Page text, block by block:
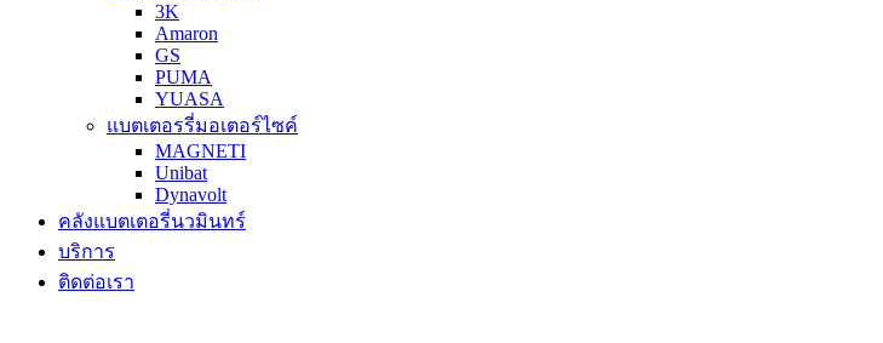
3K
Amaron
GS
PUMA
YUASA
แบตเตอรรี่มอเตอร์ไซค์
MAGNETI
Unibat
Dynavolt
คลังแบตเตอรี่นวมินทร์
บริการ
ติดต่อเรา